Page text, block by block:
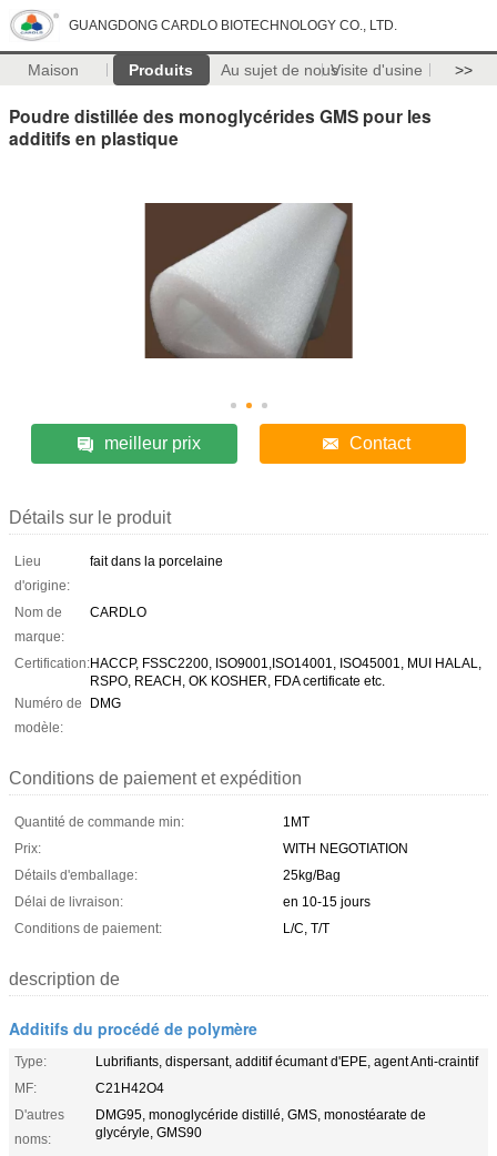
GUANGDONG CARDLO BIOTECHNOLOGY CO., LTD.
Maison Produits Au sujet de nousVisite d'usine >>
Poudre distillée des monoglycérides GMS pour les
additifs en plastique
meilleur prix Contact
Détails sur le produit
Lieu
d'origine:
fait dans la porcelaine
Nom de
marque:
CARDLO
Certification:HACCP, FSSC2200, ISO9001,ISO14001, ISO45001, MUI HALAL,
RSPO, REACH, OK KOSHER, FDA certificate etc.
Numéro de
modèle:
DMG
Conditions de paiement et expédition
Quantité de commande min:
1MT
Prix:
WITH NEGOTIATION
Détails d'emballage:
25kg/Bag
Délai de livraison:
en 10-15 jours
Conditions de paiement:
L/C, T/T
description de
Additifs du procédé de polymère
Type:
Lubrifiants, dispersant, additif écumant d'EPE, agent Anti-craintif
MF:
C21H42O4
D'autres
noms:
DMG95, monoglycéride distillé, GMS, monostéarate de
glycéryle, GMS90